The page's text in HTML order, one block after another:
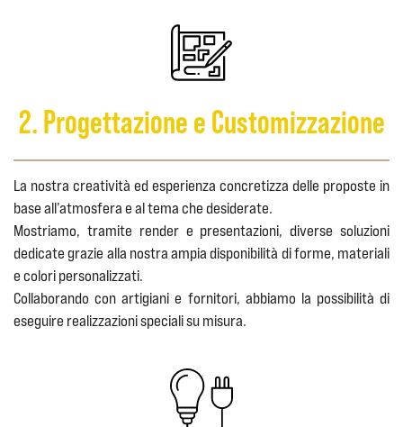
2. Progettazione e Customizzazione
La nostra creatività ed esperienza concretizza delle proposte in
base all’atmosfera e al tema che desiderate.
Mostriamo, tramite render e presentazioni, diverse soluzioni
dedicate grazie alla nostra ampia disponibilità di forme, materiali
e colori personalizzati.
Collaborando con artigiani e fornitori, abbiamo la possibilità di
eseguire realizzazioni speciali su misura.